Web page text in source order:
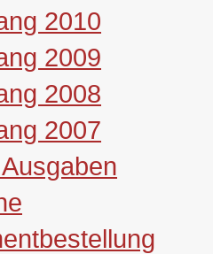
2010
2009
2008
2007